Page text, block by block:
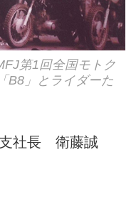
第1回全国モトク
B8」とライダーた
支社長 衛藤誠